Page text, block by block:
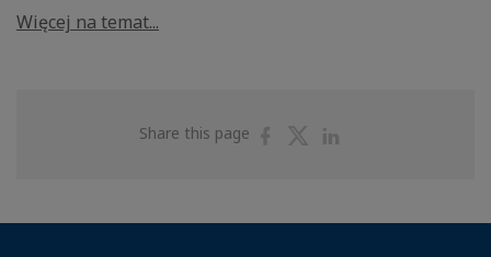
Więcej na temat...
Share this page
ShareShare